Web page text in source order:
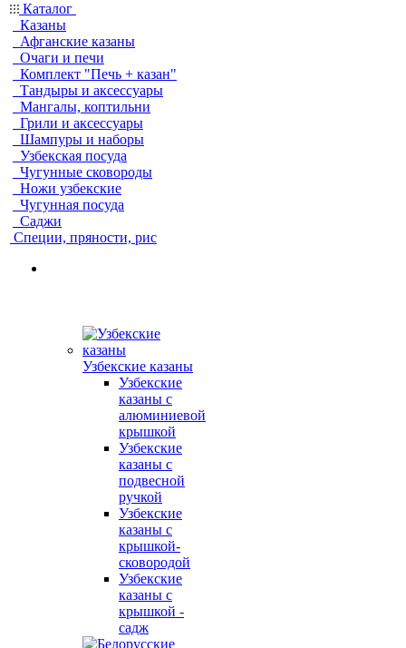
Каталог
Казаны
Афганские казаны
Очаги и печи
Комплект "Печь + казан"
Тандыры и аксессуары
Мангалы, коптильни
Грили и аксессуары
Шампуры и наборы
Узбекская посуда
Чугунные сковороды
Ножи узбекские
Чугунная посуда
Саджи
Специи, пряности, рис
Узбекские казаны
Узбекские
казаны с
алюминиевой
крышкой
Узбекские
казаны с
подвесной
ручкой
Узбекские
казаны с
крышкой-
сковородой
Узбекские
казаны с
крышкой -
садж